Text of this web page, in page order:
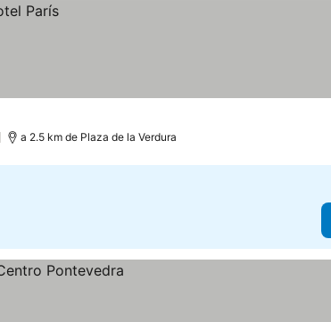
a 2.5 km de Plaza de la Verdura